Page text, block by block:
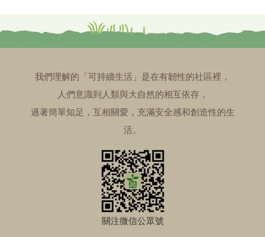
我們理解的「可持續生活」是在有韌性的社區裡，
人們意識到人類與大自然的相互依存，
過著簡單知足，互相關愛，充滿安全感和創造性的生
活。
關注微信公眾號